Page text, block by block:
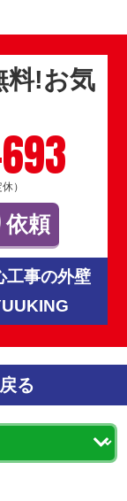
料!お気
）
依頼
工事の外壁
る